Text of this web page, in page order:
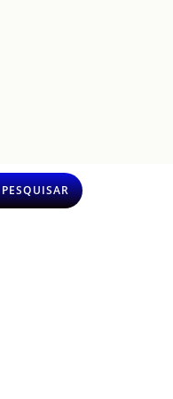
PESQUISAR